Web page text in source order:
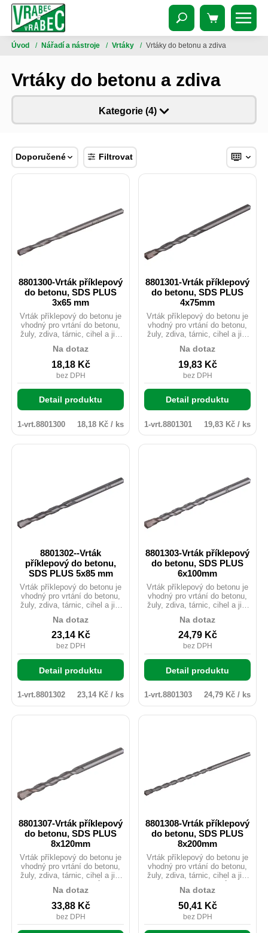
Úvod / Nářadí a nástroje / Vrtáky / Vrtáky do betonu a zdiva
Vrtáky do betonu a zdiva
Kategorie (4)
Doporučené Filtrovat
8801300-Vrták příklepový
do betonu, SDS PLUS
3x65 mm
Vrták příklepový do betonu je
vhodný pro vrtání do betonu,
žuly, zdiva, tárnic, cihel a jim
Karbidový hrot tvrzený na
HRA 89,5-90 zaručuje razantní
průchod vrtáku materiálem.
Na dotaz
18,18 Kč
bez DPH
Detail produktu
1-vrt.8801300 18,18 Kč / ks
8801301-Vrták příklepový
do betonu, SDS PLUS
4x75mm
Vrták příklepový do betonu je
vhodný pro vrtání do betonu,
žuly, zdiva, tárnic, cihel a jim
Karbidový hrot tvrzený na
HRA 89,5-90 zaručuje razantní
průchod vrtáku materiálem.
Na dotaz
19,83 Kč
bez DPH
Detail produktu
1-vrt.8801301 19,83 Kč / ks
8801302--Vrták
příklepový do betonu,
SDS PLUS 5x85 mm
Vrták příklepový do betonu je
vhodný pro vrtání do betonu,
žuly, zdiva, tárnic, cihel a jim
Karbidový hrot tvrzený na
HRA 89,5-90 zaručuje razantní
průchod vrtáku materiálem.
Na dotaz
23,14 Kč
bez DPH
Detail produktu
1-vrt.8801302 23,14 Kč / ks
8801303-Vrták příklepový
do betonu, SDS PLUS
6x100mm
Vrták příklepový do betonu je
vhodný pro vrtání do betonu,
žuly, zdiva, tárnic, cihel a jim
Karbidový hrot tvrzený na
HRA 89,5-90 zaručuje razantní
průchod vrtáku materiálem.
Na dotaz
24,79 Kč
bez DPH
Detail produktu
1-vrt.8801303 24,79 Kč / ks
8801307-Vrták příklepový
do betonu, SDS PLUS
8x120mm
Vrták příklepový do betonu je
vhodný pro vrtání do betonu,
žuly, zdiva, tárnic, cihel a jim
Karbidový hrot tvrzený na
HRA 89,5-90 zaručuje razantní
průchod vrtáku materiálem.
Na dotaz
33,88 Kč
bez DPH
8801308-Vrták příklepový
do betonu, SDS PLUS
8x200mm
Vrták příklepový do betonu je
vhodný pro vrtání do betonu,
žuly, zdiva, tárnic, cihel a jim
Karbidový hrot tvrzený na
HRA 89,5-90 zaručuje razantní
průchod vrtáku materiálem.
Na dotaz
50,41 Kč
bez DPH